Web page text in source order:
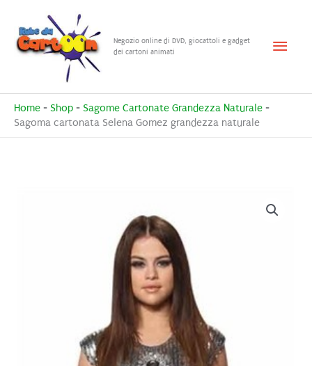
contenuto
Negozio online di DVD, giocattoli e gadget
dei cartoni animati
Menu
Home - Shop - Sagome Cartonate Grandezza Naturale -
Sagoma cartonata Selena Gomez grandezza naturale